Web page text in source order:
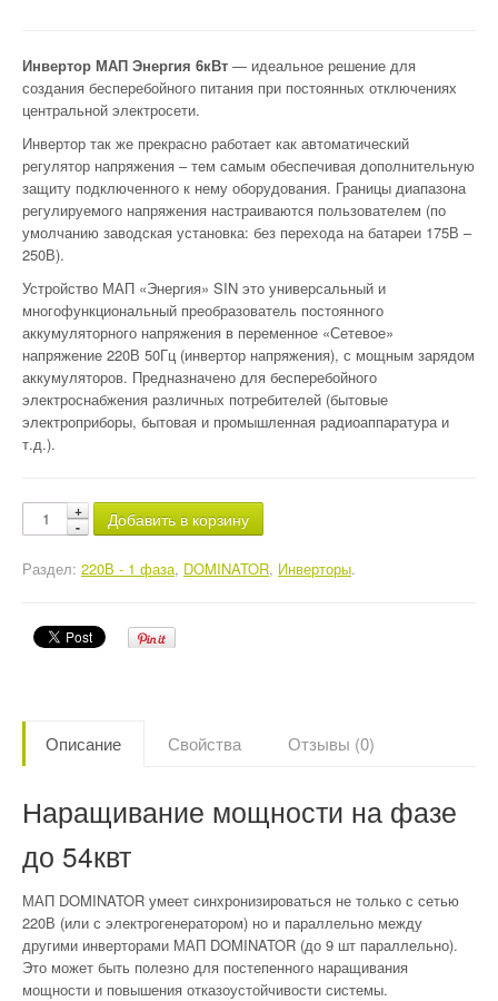
Инвертор МАП Энергия 6кВт — идеальное решение для
создания бесперебойного питания при постоянных отключениях
центральной электросети.
Инвертор так же прекрасно работает как автоматический
регулятор напряжения – тем самым обеспечивая дополнительную
защиту подключенного к нему оборудования. Границы диапазона
регулируемого напряжения настраиваются пользователем (по
умолчанию заводская установка: без перехода на батареи 175В –
250В).
Устройство МАП «Энергия» SIN это универсальный и
многофункциональный преобразователь постоянного
аккумуляторного напряжения в переменное «Сетевое»
напряжение 220В 50Гц (инвертор напряжения), с мощным зарядом
аккумуляторов. Предназначено для бесперебойного
электроснабжения различных потребителей (бытовые
электроприборы, бытовая и промышленная радиоаппаратура и
т.д.).
Добавить в корзину
Раздел: 220В - 1 фаза, DOMINATOR, Инверторы.
Описание Свойства Отзывы (0)
Наращивание мощности на фазе
до 54квт
МАП DOMINATOR умеет синхронизироваться не только с сетью
220В (или с электрогенератором) но и параллельно между
другими инверторами МАП DOMINATOR (до 9 шт параллельно).
Это может быть полезно для постепенного наращивания
мощности и повышения отказоустойчивости системы.